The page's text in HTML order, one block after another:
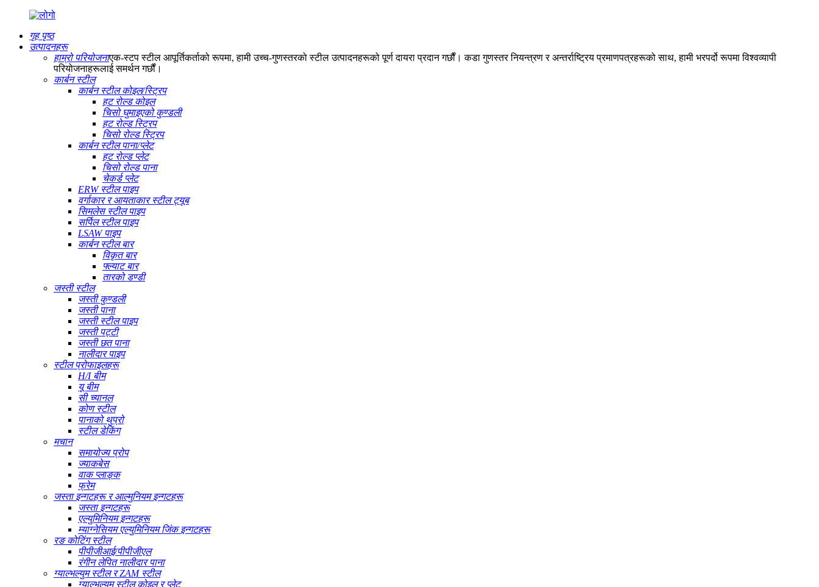
गृह पृष्ठ
उत्पादनहरू
हाम्रो परियोजनाएक-स्टप स्टील आपूर्तिकर्ताको रूपमा, हामी उच्च-गुणस्तरको स्टील उत्पादनहरूको पूर्ण दायरा प्रदान गर्छौं। कडा गुणस्तर नियन्त्रण र अन्तर्राष्ट्रिय प्रमाणपत्रहरूको साथ, हामी भरपर्दो रूपमा विश्वव्यापी
परियोजनाहरूलाई समर्थन गर्छौं।
कार्बन स्टील
कार्बन स्टील कोइल/स्ट्रिप
हट रोल्ड कोइल
चिसो घुमाइएको कुण्डली
हट रोल्ड स्ट्रिप
चिसो रोल्ड स्ट्रिप
कार्बन स्टील पाना/प्लेट
हट रोल्ड प्लेट
चिसो रोल्ड पाना
चेकर्ड प्लेट
ERW स्टील पाइप
वर्गाकार र आयताकार स्टील ट्यूब
सिमलेस स्टील पाइप
सर्पिल स्टील पाइप
LSAW पाइप
कार्बन स्टील बार
विकृत बार
फ्ल्याट बार
तारको डण्डी
जस्ती स्टील
जस्ती कुण्डली
जस्ती पाना
जस्ती स्टील पाइप
जस्ती पट्टी
जस्ती छत पाना
नालीदार पाइप
स्टील प्रोफाइलहरू
H/I बीम
यू बीम
सी च्यानल
कोण स्टील
पानाको थुप्रो
स्टील डेकिंग
मचान
समायोज्य प्रोप
ज्याकबेस
वाक प्लाङ्क
फ्रेम
जस्ता इन्गटहरू र आल्मुनियम इन्गटहरू
जस्ता इन्गटहरू
एल्युमिनियम इन्गटहरू
म्याग्नेसियम एल्युमिनियम जिंक इन्गटहरू
रङ कोटिंग स्टील
पीपीजीआई/पीपीजीएल
रंगीन लेपित नालीदार पाना
ग्याल्भल्युम स्टील र ZAM स्टील
ग्याल्भल्युम स्टील कोइल र प्लेट